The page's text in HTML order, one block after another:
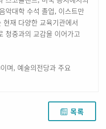
악대학 수석 졸업, 이스트만
재 다양한 교육기관에서
청중과의 교감을 이어가고
며, 예술의전당과 주요
목록